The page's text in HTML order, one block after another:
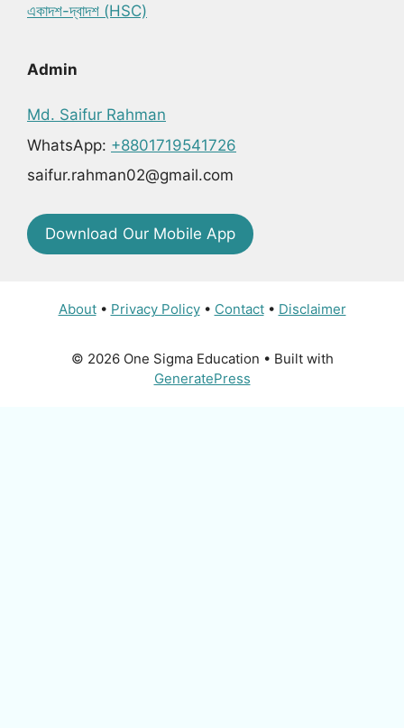
একাদশ-দ্বাদশ (HSC)
Admin
Md. Saifur Rahman
WhatsApp: +8801719541726
saifur.rahman02@gmail.com
Download Our Mobile App
About• Privacy Policy• Contact• Disclaimer
© 2026 One Sigma Education • Built with
GeneratePress